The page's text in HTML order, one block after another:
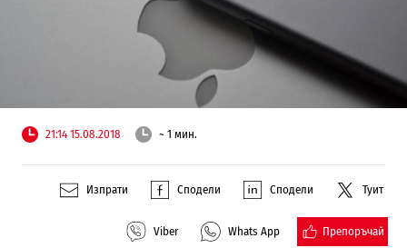
21:14 15.08.2018 ~ 1 мин.
Изпрати Сподели Сподели Туит
Viber Whats App Препоръчай